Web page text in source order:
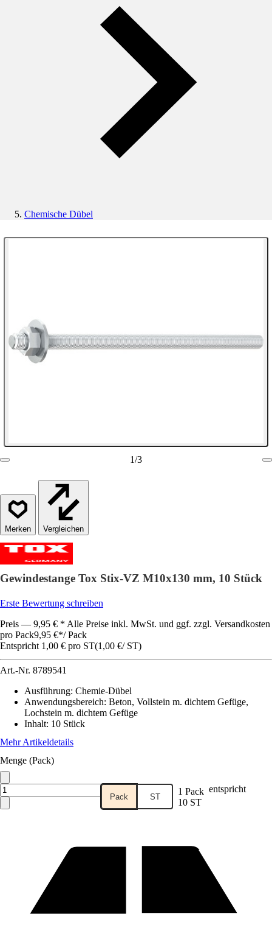
Chemische Dübel
1/3
Vergleichen
Gewindestange Tox Stix-VZ M10x130 mm, 10 Stück
Erste Bewertung schreiben
Preis — 9,95 € * Alle Preise inkl. MwSt. und ggf. zzgl. Versandkosten
pro Pack9,95 €*/ Pack
Entspricht 1,00 € pro ST(1,00 €/ ST)
Art.-Nr. 8789541
Ausführung: Chemie-Dübel
Anwendungsbereich: Beton, Vollstein m. dichtem Gefüge,
Lochstein m. dichtem Gefüge
Inhalt: 10 Stück
Mehr Artikeldetails
Menge (Pack)
Pack ST 1 Pack entspricht
10 ST